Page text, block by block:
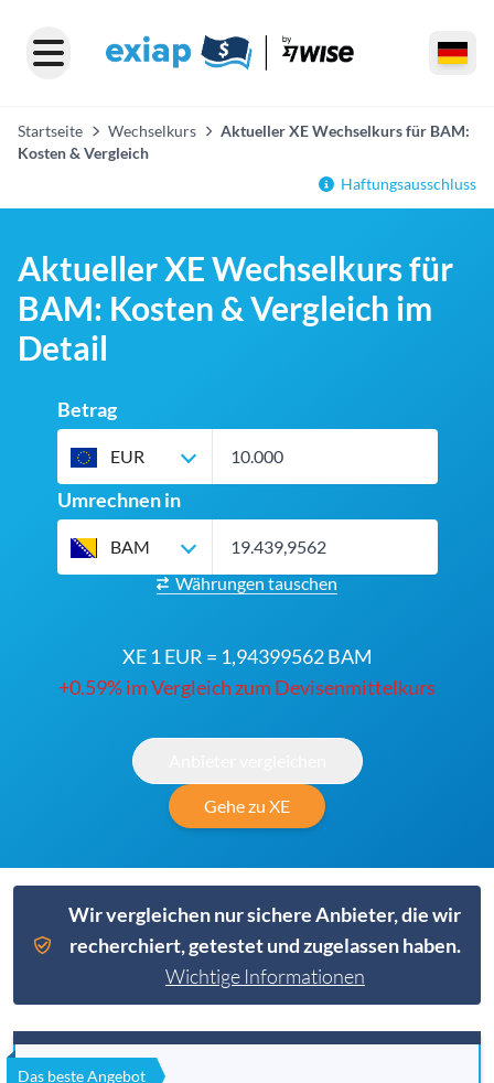
Startseite Wechselkurs
Aktueller XE Wechselkurs für BAM:
Kosten & Vergleich
Haftungsausschluss
Aktueller XE Wechselkurs für
BAM: Kosten & Vergleich im
Detail
Betrag
EUR
Umrechnen in
BAM
Währungen tauschen
XE 1 EUR = 1,94399562 BAM
+0.59% im Vergleich zum Devisenmittelkurs
Gehe zu XE
Wir vergleichen nur sichere Anbieter, die wir
recherchiert, getestet und zugelassen haben.
Wichtige Informationen
Das beste Angebot